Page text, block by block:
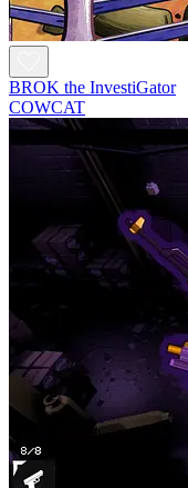
BROK the InvestiGator
COWCAT